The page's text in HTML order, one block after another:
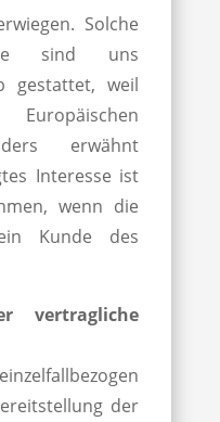
Solche
sind uns
gestattet, weil
erwähnt
Interesse ist
wenn die
Kunde des
vertragliche
der